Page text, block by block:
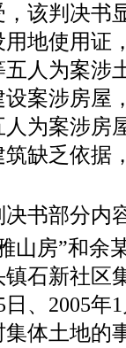
该判决书
地使用证
人为案涉
案涉房屋
为案涉房
缺乏依据
决书部分内
房”和余
石新社区
、2005年
体土地的